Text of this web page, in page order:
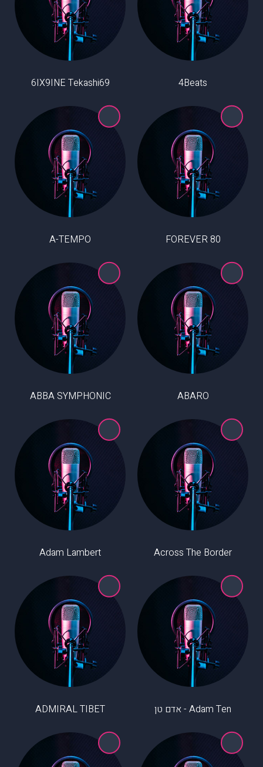
4Beats
6IX9INE Tekashi69
80 FOREVER
A-TEMPO
ABARO
ABBA SYMPHONIC
Across The Border
Adam Lambert
Adam Ten - אדם טן ADMIRAL TIBET